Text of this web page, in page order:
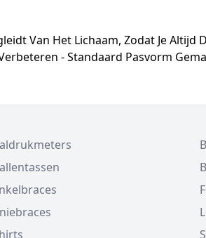
Van Het Lichaam, Zodat Je Altijd
- Standaard Pasvorm